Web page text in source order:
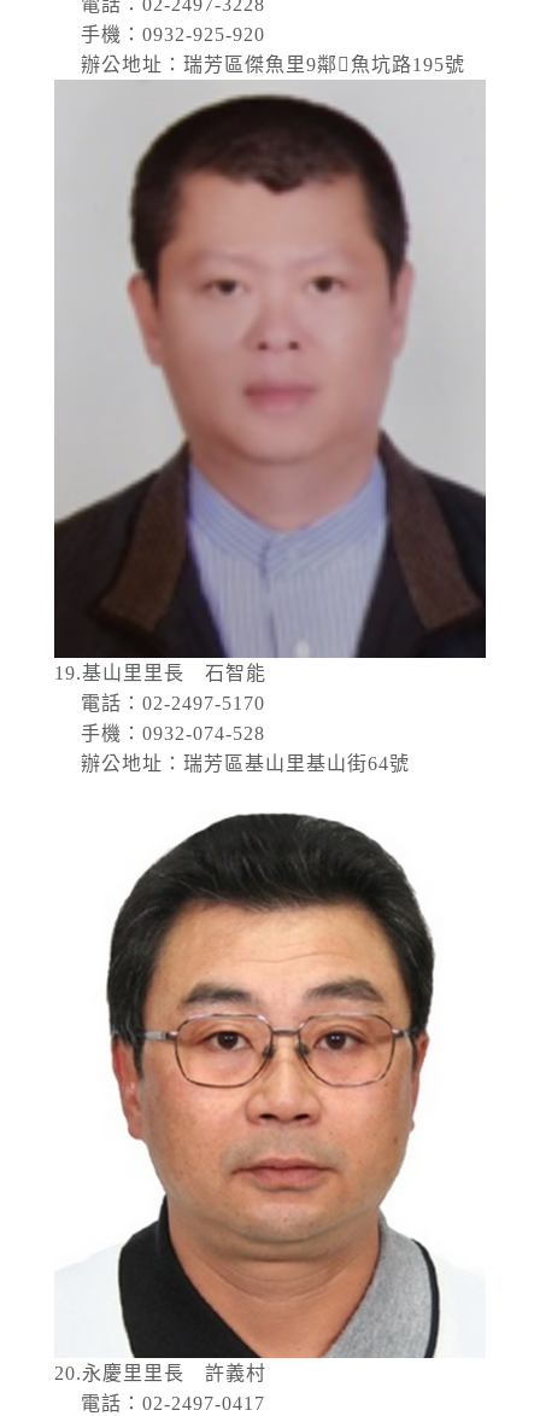
手機：0932-925-920
辦公地址：瑞芳區傑魚里9鄰𫙮魚坑路195號
19.基山里里長 石智能
電話：02-2497-5170
手機：0932-074-528
辦公地址：瑞芳區基山里基山街64號
20.永慶里里長 許義村
電話：02-2497-0417